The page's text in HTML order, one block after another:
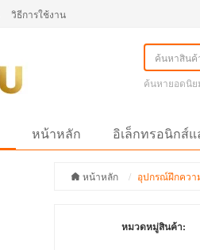
วิธีการใช้งาน
ค้นหายอดนิย
หน้าหลัก อิเล็กทรอนิกส์
หน้าหลัก อุปกรณ์ฝึกควา
หมวดหมู่สินค้า: